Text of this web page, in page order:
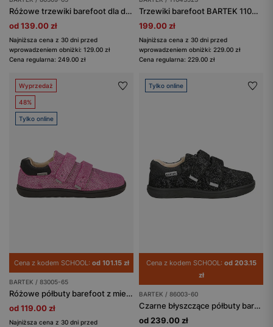
Różowe trzewiki barefoot dla dziewczynki BARTEK 86309-65
od 139.00 zł
Najniższa cena z 30 dni przed
wprowadzeniem obniżki: 129.00 zł
Cena regularna: 249.00 zł
Trzewiki barefoot BARTEK 11043523, dla dziewcząt, niebieskie
199.00 zł
Najniższa cena z 30 dni przed
wprowadzeniem obniżki: 229.00 zł
Cena regularna: 229.00 zł
Wyprzedaż
48%
Tylko online
Cena z kodem SCHOOL: od 101.15 zł
BARTEK / 83005-65
Różowe półbuty barefoot z mieniącym się wzorem BARTEK 83005-65
od 119.00 zł
Najniższa cena z 30 dni przed
Tylko online
Cena z kodem SCHOOL: od 203.15
zł
BARTEK / 86003-60
Czarne błyszczące półbuty barefoot dla dziewczynki BARTEK 86003-60
od 239.00 zł